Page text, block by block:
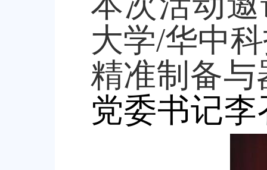
大学/华中
精准制备与
党委书记